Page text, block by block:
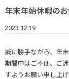
サイトポリシー
年末年始休暇の
2023.12.19
誠に勝手ながら、年
期間中はご不便、ご
すようお願い申し上げ